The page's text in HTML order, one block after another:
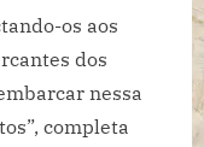
os aos
dos
nessa
completa